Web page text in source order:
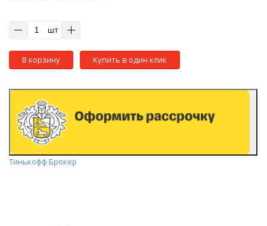
шт
В корзину Купить в один клик
Тинькофф Брокер